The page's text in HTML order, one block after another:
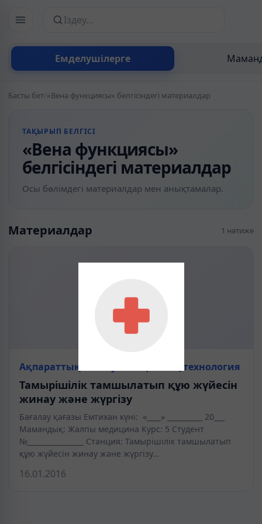
Емделушілерге
Сайттан іздеу
Басты бет/«Вена функциясы» белгісіндегі материалдар
ТАҚЫРЫП БЕЛГІСІ
«Вена функциясы»
белгісіндегі материалдар
Осы бөлімдегі материалдар мен анықтамалар.
Материалдар 1 нәтиже
Ақпараттық коммуникациялық технология
Тамырішілік тамшылатып құю жүйесін
жинау және жүргізу
Бағалау қағазы Емтихан күні: «____» __________ 20___
Мамандық: Жалпы медицина Курс: 5 Студент
№________________ Станция: Тамырішілік тамшылатып
құю жүйесін жинау және жүргізу…
16.01.2016